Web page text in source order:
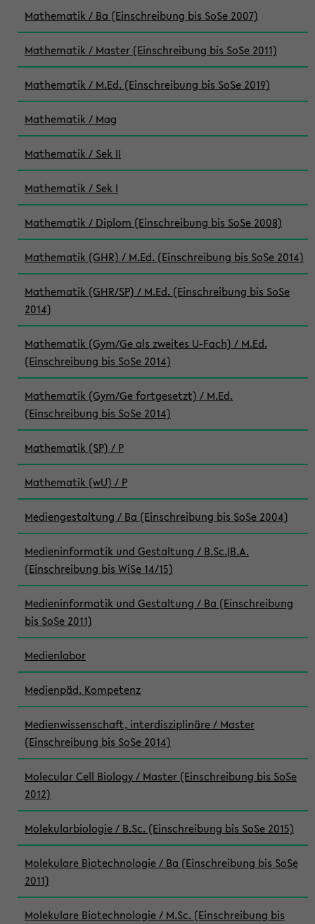
Mathematik / Ba (Einschreibung bis SoSe 2007)
Mathematik / Master (Einschreibung bis SoSe 2011)
Mathematik / M.Ed. (Einschreibung bis SoSe 2019)
Mathematik / Mag
Mathematik / Sek II
Mathematik / Sek I
Mathematik / Diplom (Einschreibung bis SoSe 2008)
Mathematik (GHR) / M.Ed. (Einschreibung bis SoSe 2014)
Mathematik (GHR/SP) / M.Ed. (Einschreibung bis SoSe
2014)
Mathematik (Gym/Ge als zweites U-Fach) / M.Ed.
(Einschreibung bis SoSe 2014)
Mathematik (Gym/Ge fortgesetzt) / M.Ed.
(Einschreibung bis SoSe 2014)
Mathematik (SP) / P
Mathematik (wU) / P
Mediengestaltung / Ba (Einschreibung bis SoSe 2004)
Medieninformatik und Gestaltung / B.Sc.|B.A.
(Einschreibung bis WiSe 14/15)
Medieninformatik und Gestaltung / Ba (Einschreibung
bis SoSe 2011)
Medienlabor
Medienpäd. Kompetenz
Medienwissenschaft, interdisziplinäre / Master
(Einschreibung bis SoSe 2014)
Molecular Cell Biology / Master (Einschreibung bis SoSe
2012)
Molekularbiologie / B.Sc. (Einschreibung bis SoSe 2015)
Molekulare Biotechnologie / Ba (Einschreibung bis SoSe
2011)
Molekulare Biotechnologie / M.Sc. (Einschreibung bis